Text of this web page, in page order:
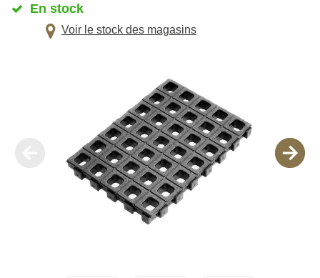
En stock
Voir le stock des magasins